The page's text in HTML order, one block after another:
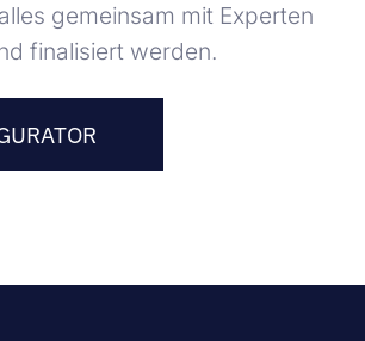
gemeinsam mit Experten
finalisiert werden.